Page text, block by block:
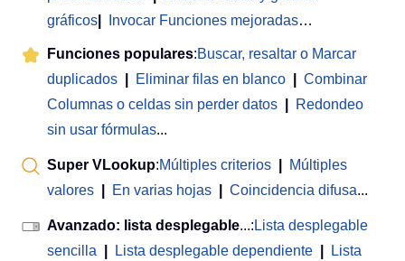
gráficos
Invocar Funciones mejoradas…
Funciones populares:Buscar, resaltar o Marcar
duplicados
Eliminar filas en blanco
Combinar
Columnas o celdas sin perder datos
Redondeo
sin usar fórmulas...
Super VLookup:Múltiples criterios
Múltiples
valores
En varias hojas Coincidencia difusa...
Avanzado: lista desplegable...: Lista desplegable
sencilla
Lista desplegable dependiente
Lista